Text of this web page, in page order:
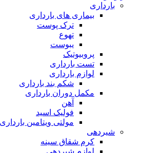
بارداری
بیماری های بارداری
ترک پوست
تهوع
یبوست
پروبیوتیک
تست بارداری
لوازم بارداری
شکم بند بارداری
مکمل دوران بارداری
آهن
فولیک اسید
مولتی ویتامین بارداری
شیردهی
کرم شقاق سینه
لوازم شیردهی